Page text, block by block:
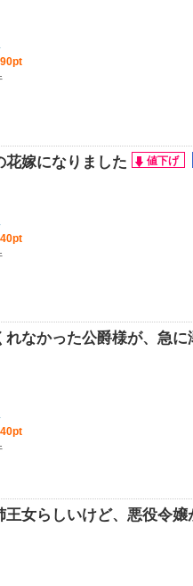
花嫁になりました
なかった公爵様が、急に
女らしいけど、悪役令